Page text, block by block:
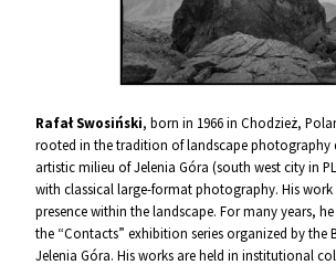
Rafał Swosiński, born in 1966 in Chodzież,
rooted in the tradition of landscape photography
artistic milieu of Jelenia Góra (south west city in
with classical large-format photography. His
presence within the landscape. For many years,
the “Contacts” exhibition series organized by the
Jelenia Góra. His works are held in institutional